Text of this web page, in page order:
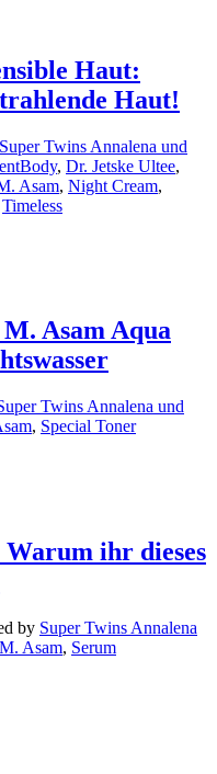
Haut:
Haut!
Super Twins Annalena und
, Dr. Jetske Ultee,
Asam, Night Cream,
Timeless
Asam Aqua
Twins Annalena und
, Special Toner
ihr dieses
by Super Twins Annalena
M. Asam, Serum